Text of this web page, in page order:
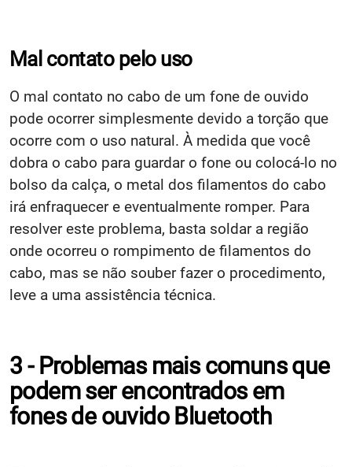
Mal contato pelo uso
O mal contato no cabo de um fone de ouvido
pode ocorrer simplesmente devido a torção que
ocorre com o uso natural. À medida que você
dobra o cabo para guardar o fone ou colocá-lo no
bolso da calça, o metal dos filamentos do cabo
irá enfraquecer e eventualmente romper. Para
resolver este problema, basta soldar a região
onde ocorreu o rompimento de filamentos do
cabo, mas se não souber fazer o procedimento,
leve a uma assistência técnica.
3 - Problemas mais comuns que
podem ser encontrados em
fones de ouvido Bluetooth